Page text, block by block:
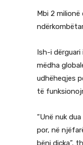
Mbi 2
Ish-i
mëdha
udhëheqjes
të
“Unë nuk
por, në
bëni diçka”,